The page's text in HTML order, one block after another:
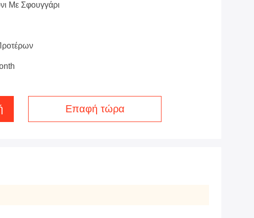
Με Σφουγγάρι
Επαφή τώρα